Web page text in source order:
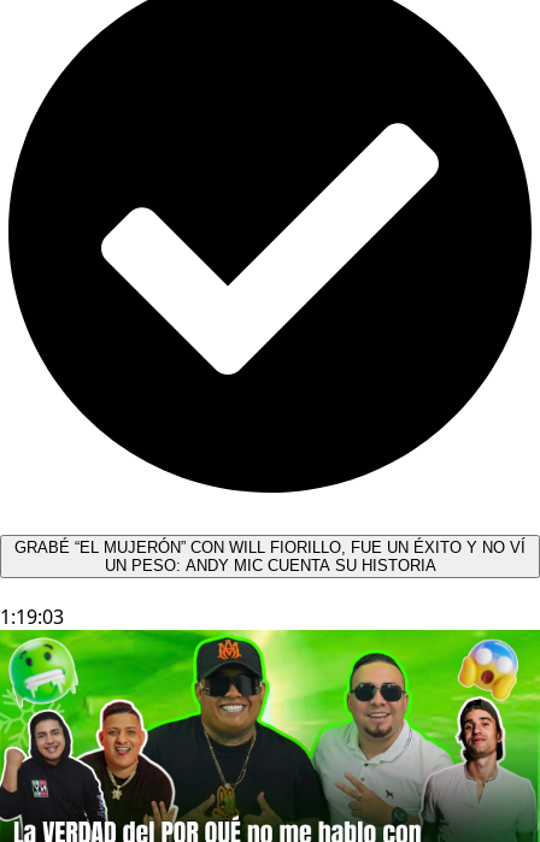
GRABÉ “EL MUJERÓN” CON WILL FIORILLO, FUE UN ÉXITO Y NO VÍ
UN PESO: ANDY MIC CUENTA SU HISTORIA
1:19:03